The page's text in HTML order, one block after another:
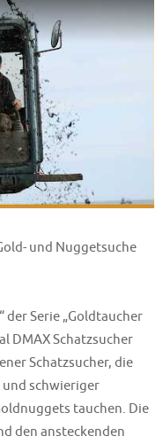
und Nuggetsuche
der Serie „Goldtaucher
DMAX Schatzsucher
Schatzsucher, die
schwieriger
tauchen. Die
den ansteckenden